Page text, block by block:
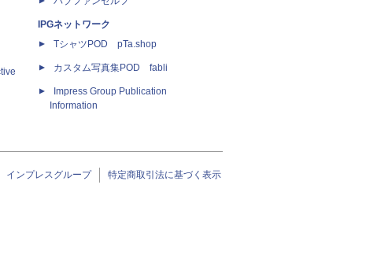
IPGネットワーク
TシャツPOD pTa.shop
カスタム写真集POD fabli
Impress Group Publication
Information
インプレスグループ 特定商取引法に基づく表示